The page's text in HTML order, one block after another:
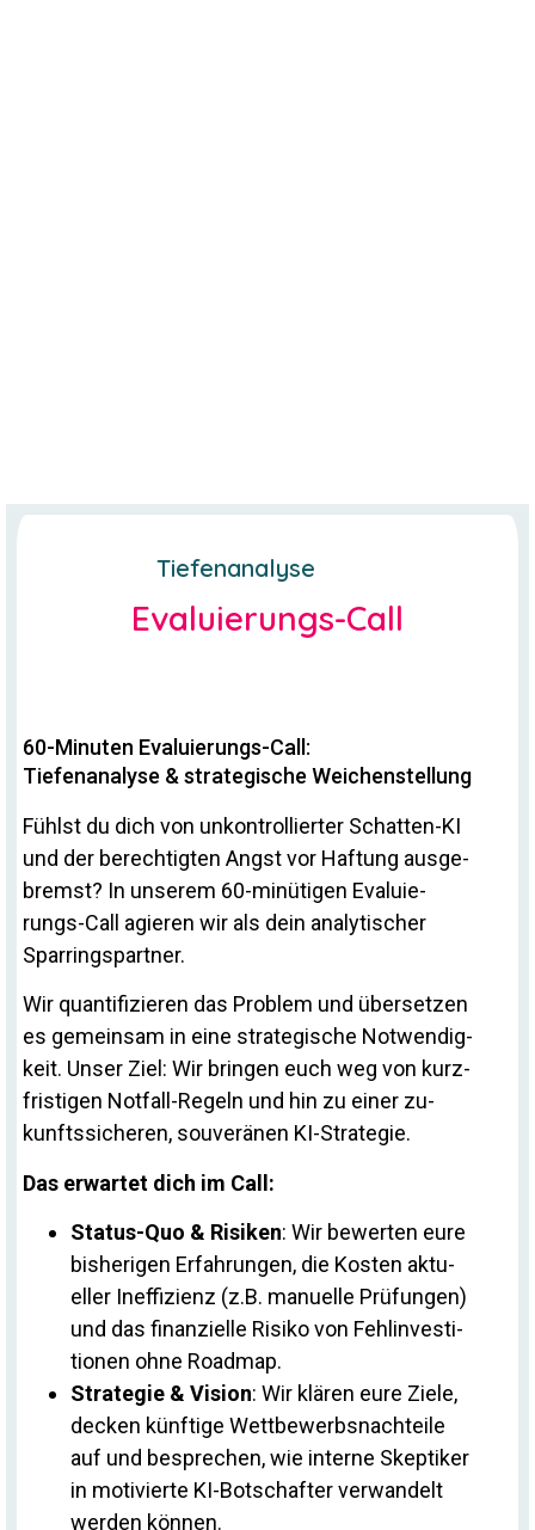
Tie­fen­ana­lyse
Evaluierungs-Call
60-Minuten Evaluierungs-Call:
Tiefenanalyse & strategische Weichenstellung
Fühlst du dich von un­kon­trol­lierter Schatten-KI
und der be­rech­tigten Angst vor Haf­tung aus­ge­
bremst? In un­serem 60-mi­nü­tigen Eva­lu­ie­
rungs-Call agieren wir als dein ana­ly­ti­scher
Sparringspartner.
Wir quan­ti­fi­zieren das Pro­blem und über­setzen
es ge­meinsam in eine stra­te­gi­sche Not­wen­dig­
keit. Unser Ziel: Wir bringen euch weg von kurz­
fris­tigen Not­fall-Re­geln und hin zu einer zu­
kunfts­si­cheren, sou­ve­ränen KI-Strategie.
Das er­wartet dich im Call:
Status-Quo & Ri­siken: Wir be­werten eure
bis­he­rigen Er­fah­rungen, die Kosten ak­tu­
eller In­ef­fi­zienz (z.B. ma­nu­elle Prü­fungen)
und das fi­nan­zi­elle Ri­siko von Fehl­in­ves­ti­
tionen ohne Roadmap.
Stra­tegie & Vi­sion: Wir klären eure Ziele,
de­cken künf­tige Wett­be­werbs­nach­teile
auf und be­spre­chen, wie in­terne Skep­tiker
in mo­ti­vierte KI-Bot­schafter ver­wan­delt
werden können.